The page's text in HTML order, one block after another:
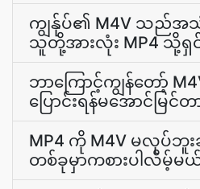
ကျွန်ုပ်၏ M4V သည်အ
သူတို့အားလုံး MP4 သို့ရှ
ဘာကြောင့်ကျွန်တော့်
ပြောင်းရန်မအောင်မြင်
MP4 ကို M4V မလုပ်ဘူ
တစ်ခုမှာကစားပါလိမ့်မ